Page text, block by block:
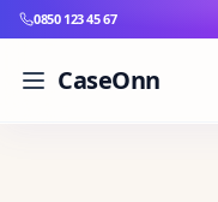
0850 123 45 67
CaseOnn